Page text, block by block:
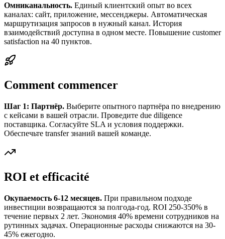
Омниканальность. Единый клиентский опыт во всех
каналах: сайт, приложение, мессенджеры. Автоматическая
маршрутизация запросов в нужный канал. История
взаимодействий доступна в одном месте. Повышение customer
satisfaction на 40 пунктов.
Comment commencer
Шаг 1: Партнёр. Выберите опытного партнёра по внедрению
с кейсами в вашей отрасли. Проведите due diligence
поставщика. Согласуйте SLA и условия поддержки.
Обеспечьте transfer знаний вашей команде.
ROI et efficacité
Окупаемость 6-12 месяцев. При правильном подходе
инвестиции возвращаются за полгода-год. ROI 250-350% в
течение первых 2 лет. Экономия 40% времени сотрудников на
рутинных задачах. Операционные расходы снижаются на 30-
45% ежегодно.